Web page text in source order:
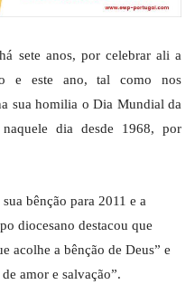
sete anos, por celebrar ali a
e este ano, tal como nos
sua homilia o Dia Mundial da
dia desde 1968, por
bênção para 2011 e a
diocesano destacou que
acolhe a bênção de Deus” e
amor e salvação”.